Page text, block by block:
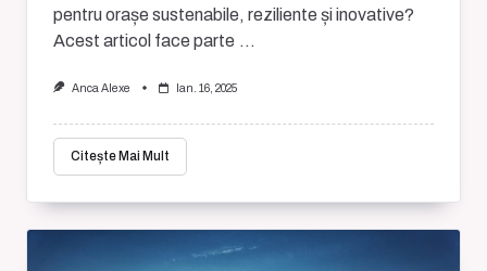
pentru orașe sustenabile, reziliente și inovative?
Acest articol face parte ...
Anca Alexe Ian. 16, 2025
Citește Mai Mult